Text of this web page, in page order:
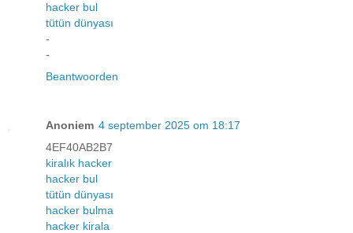
hacker bul
tütün dünyası
-
-
Beantwoorden
Anoniem 4 september 2025 om 18:17
4EF40AB2B7
kiralık hacker
hacker bul
tütün dünyası
hacker bulma
hacker kirala